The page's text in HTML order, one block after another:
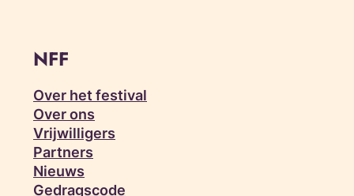
NFF
Over het festival
Over ons
Vrijwilligers
Partners
Nieuws
Gedragscode